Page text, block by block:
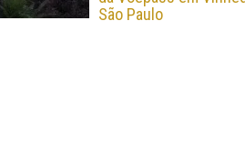
São Paulo